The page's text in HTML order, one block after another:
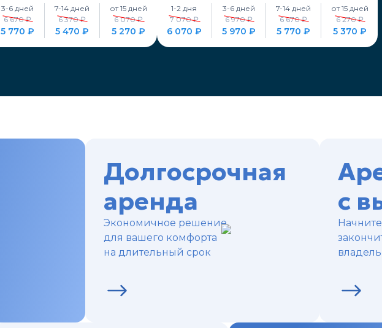
3-6 дней
6 670 ₽
5 770 ₽
7-14 дней
6 370 ₽
5 470 ₽
от 15 дней
6 070 ₽
5 270 ₽
1-2 дня
7 070 ₽
6 070 ₽
3-6 дней
6 970 ₽
5 970 ₽
7-14 дней
6 670 ₽
5 770 ₽
от 15 дней
6 270 ₽
5 370 ₽
Долгосрочная
аренда
Экономичное решение
для вашего комфорта
на длительный срок
с